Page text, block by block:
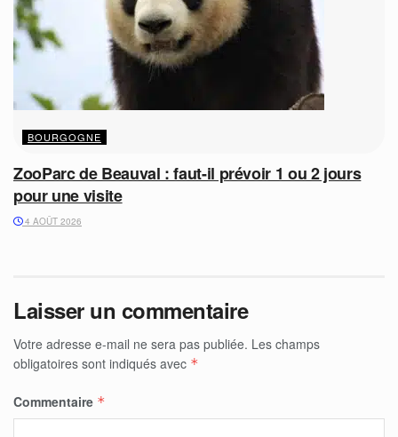
BOURGOGNE
ZooParc de Beauval : faut-il prévoir 1 ou 2 jours
pour une visite
4 AOÛT 2026
Laisser un commentaire
Votre adresse e-mail ne sera pas publiée. Les champs
obligatoires sont indiqués avec *
Commentaire *